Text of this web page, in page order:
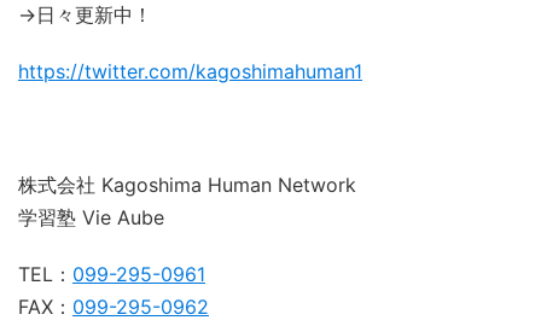
→日々更新中！
https://twitter.com/kagoshimahuman1
株式会社 Kagoshima Human Network
学習塾 Vie Aube
TEL： 099-295-0961
FAX： 099-295-0962